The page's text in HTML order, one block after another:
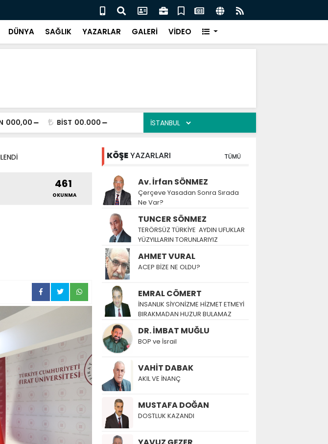
Rektör Göktaş’tan öğrencilere Elazığ çağrısı
DÜNYA SAĞLIK YAZARLAR GALERİ VİDEO
000,00 BİST 00.000
461
OKUNMA
KÖŞEYAZARLARI TÜMÜ
Av. İrfan SÖNMEZ
Çerçeve Yasadan Sonra Sırada
Ne Var?
TUNCER SÖNMEZ
TERÖRSÜZ TÜRKİYE AYDIN UFUKLAR
YÜZYILLARIN TORUNLARIYIZ
AHMET VURAL
ACEP BİZE NE OLDU?
EMRAL CÖMERT
İNSANLIK SİYONİZME HİZMET ETMEYİ
BIRAKMADAN HUZUR BULAMAZ
DR. İMBAT MUĞLU
BOP ve İsrail
VAHİT DABAK
AKIL VE İNANÇ
MUSTAFA DOĞAN
DOSTLUK KAZANDI